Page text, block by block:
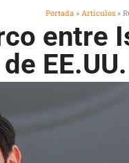
Portada » Artículos »
entre
EE.UU.